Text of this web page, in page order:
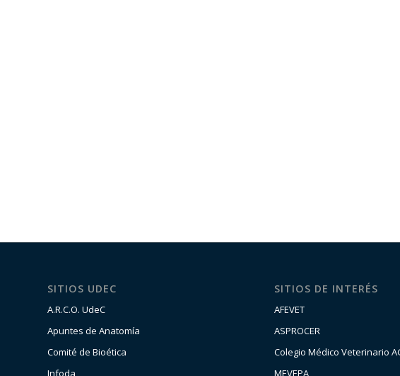
SITIOS UDEC
A.R.C.O. UdeC
Apuntes de Anatomía
Comité de Bioética
Infoda
SITIOS DE INTERÉS
AFEVET
ASPROCER
Colegio Médico Veterinario
MEVEPA